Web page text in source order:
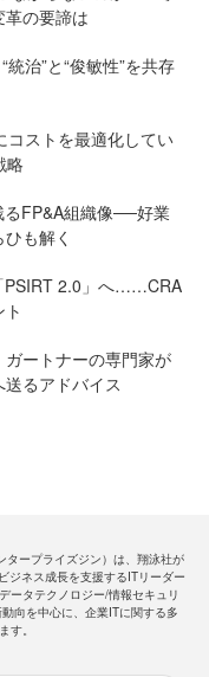
の要諦は
治”と“俊敏性”を共存
コストを最適化してい
略
るFP&A組織像──好業
も解く
PSIRT 2.0」へ……CRA
ートナーの専門家が
るアドバイス
タープライズジン）は、翔泳社が
ジネス成長を支援するITリーダー
ータテクノロジー/情報セキュリ
向を中心に、企業ITに関する多
す。